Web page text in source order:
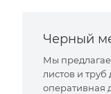
Черный
Мы
листов и труб
оперативная